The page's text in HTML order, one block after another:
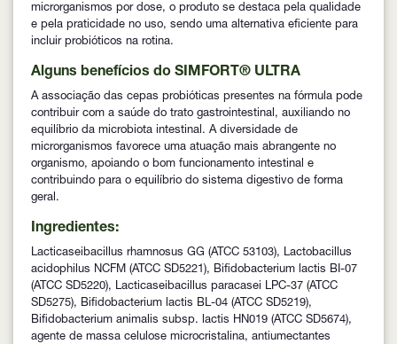
microrganismos por dose, o produto se destaca pela qualidade
e pela praticidade no uso, sendo uma alternativa eficiente para
incluir probióticos na rotina.
Alguns benefícios do SIMFORT® ULTRA
A associação das cepas probióticas presentes na fórmula pode
contribuir com a saúde do trato gastrointestinal, auxiliando no
equilíbrio da microbiota intestinal. A diversidade de
microrganismos favorece uma atuação mais abrangente no
organismo, apoiando o bom funcionamento intestinal e
contribuindo para o equilíbrio do sistema digestivo de forma
geral.
Ingredientes:
Lacticaseibacillus rhamnosus GG (ATCC 53103), Lactobacillus
acidophilus NCFM (ATCC SD5221), Bifidobacterium lactis BI-07
(ATCC SD5220), Lacticaseibacillus paracasei LPC-37 (ATCC
SD5275), Bifidobacterium lactis BL-04 (ATCC SD5219),
Bifidobacterium animalis subsp. lactis HN019 (ATCC SD5674),
agente de massa celulose microcristalina, antiumectantes